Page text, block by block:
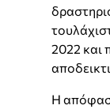
2022 και
Η